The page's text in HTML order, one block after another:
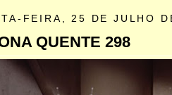
FEIRA, 25 DE JULHO
QUENTE 298